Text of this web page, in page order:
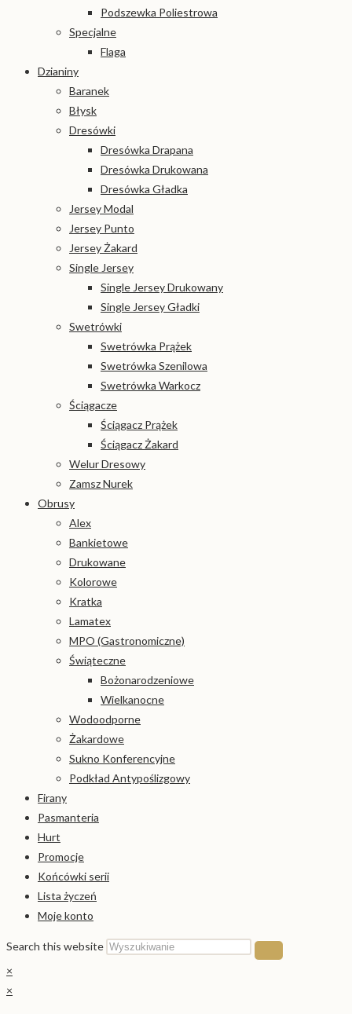
Podszewka Poliestrowa
Specjalne
Flaga
Dzianiny
Baranek
Błysk
Dresówki
Dresówka Drapana
Dresówka Drukowana
Dresówka Gładka
Jersey Modal
Jersey Punto
Jersey Żakard
Single Jersey
Single Jersey Drukowany
Single Jersey Gładki
Swetrówki
Swetrówka Prążek
Swetrówka Szenilowa
Swetrówka Warkocz
Ściągacze
Ściągacz Prążek
Ściągacz Żakard
Welur Dresowy
Zamsz Nurek
Obrusy
Alex
Bankietowe
Drukowane
Kolorowe
Kratka
Lamatex
MPO (Gastronomiczne)
Świąteczne
Bożonarodzeniowe
Wielkanocne
Wodoodporne
Żakardowe
Sukno Konferencyjne
Podkład Antypoślizgowy
Firany
Pasmanteria
Hurt
Promocje
Końcówki serii
Lista życzeń
Moje konto
Search this website
×
×